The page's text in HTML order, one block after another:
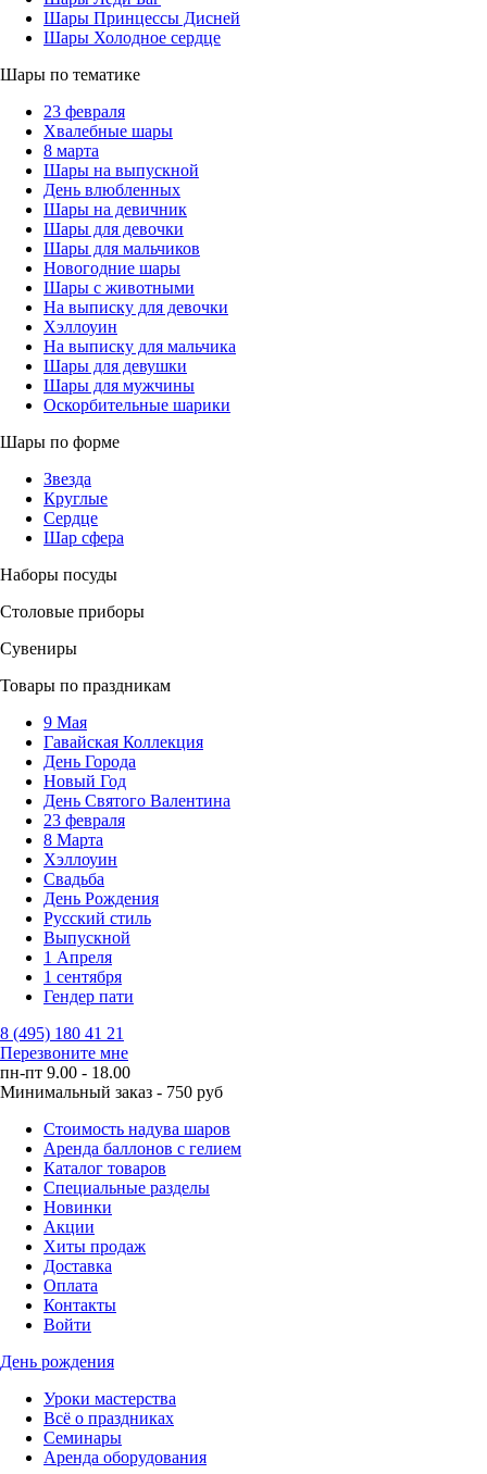
Шары Принцессы Дисней
Шары Холодное сердце
Шары по тематике
23 февраля
Хвалебные шары
8 марта
Шары на выпускной
День влюбленных
Шары на девичник
Шары для девочки
Шары для мальчиков
Новогодние шары
Шары с животными
На выписку для девочки
Хэллоуин
На выписку для мальчика
Шары для девушки
Шары для мужчины
Оскорбительные шарики
Шары по форме
Звезда
Круглые
Сердце
Шар сфера
Наборы посуды
Столовые приборы
Сувениры
Товары по праздникам
9 Мая
Гавайская Коллекция
День Города
Новый Год
День Святого Валентина
23 февраля
8 Марта
Хэллоуин
Свадьба
День Рождения
Русский стиль
Выпускной
1 Апреля
1 сентября
Гендер пати
8 (495) 180 41 21
Перезвоните мне
пн-пт 9.00 - 18.00
Минимальный заказ - 750 руб
Стоимость надува шаров
Аренда баллонов с гелием
Каталог товаров
Специальные разделы
Новинки
Акции
Хиты продаж
Доставка
Оплата
Контакты
Войти
День рождения
Уроки мастерства
Всё о праздниках
Семинары
Аренда оборудования